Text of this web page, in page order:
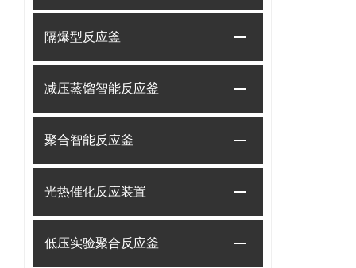
隔爆型反应釜
减压蒸馏智能反应釜
聚合智能反应釜
光热催化反应装置
低压实验聚合反应釜